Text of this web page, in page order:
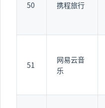
50 携程旅行
51
网易云音
乐